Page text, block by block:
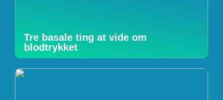
Tre basale ting at vide om
blodtrykket